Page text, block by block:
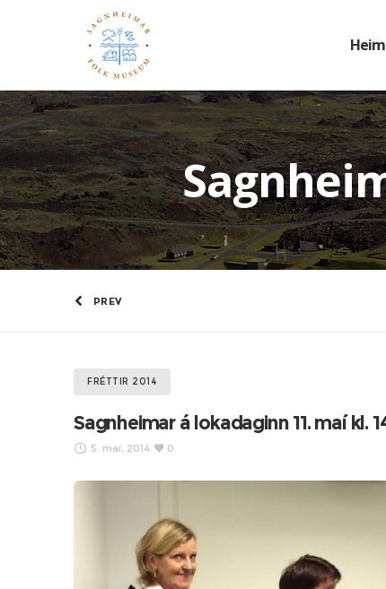
Heim
PREV
FRÉTTIR 2014
Sagnheimar á lokadaginn 11. maí kl.
5. maí, 2014 0